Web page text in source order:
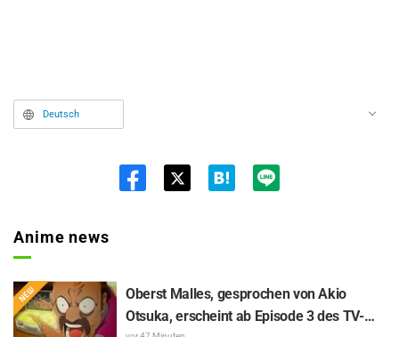
Deutsch
Anime news
Oberst Malles, gesprochen von Akio
Otsuka, erscheint ab Episode 3 des TV-